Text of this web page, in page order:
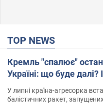
TOP NEWS
Кремль "спалює"
Україні: що буде
У липні країна-агресорка
балістичних ракет,